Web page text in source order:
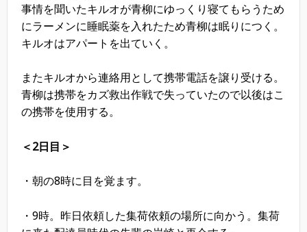
事情を聞いたキルオが青柳にゆっくり寝てもらうため
にラーメンに睡眠薬を入れたため青柳は眠りにつく。
キルオはアパートを出ていく。
またキルオから連絡用として携帯電話を譲り受ける。
青柳は携帯をカズ救出作戦で失っていたので以後はこ
の携帯を使用する。
＜2日目＞
・朝の8時に目を覚ます。
・9時。昨日依頼した集荷依頼の場所に向かう。集荷